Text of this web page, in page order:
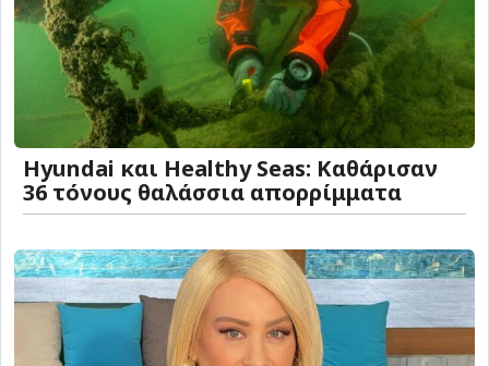
Hyundai και Healthy Seas: Καθάρισαν
36 τόνους θαλάσσια απορρίμματα